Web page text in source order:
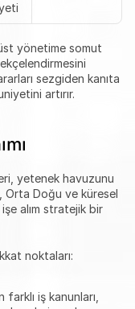
yönetime somut
sezgiden kanıta
artırır.
yetenek havuzunu
Orta Doğu ve küresel
alım stratejik bir
noktaları:
farklı iş kanunları,